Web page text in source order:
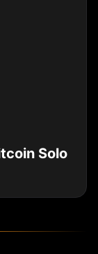
Solo